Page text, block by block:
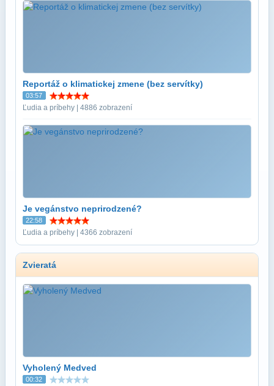
Reportáž o klimatickej zmene (bez servítky)
03:57
Ľudia a príbehy | 4886 zobrazení
Je vegánstvo neprirodzené?
22:58
Ľudia a príbehy | 4366 zobrazení
Zvieratá
Vyholený Medved
00:32